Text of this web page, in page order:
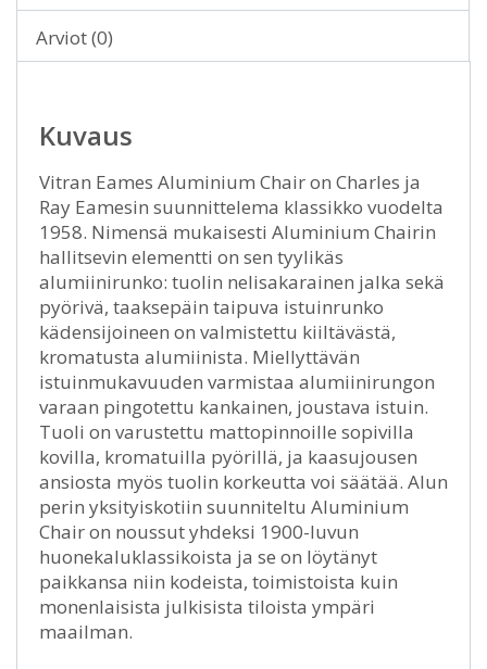
Arviot (0)
Kuvaus
Vitran Eames Aluminium Chair on Charles ja
Ray Eamesin suunnittelema klassikko vuodelta
1958. Nimensä mukaisesti Aluminium Chairin
hallitsevin elementti on sen tyylikäs
alumiinirunko: tuolin nelisakarainen jalka sekä
pyörivä, taaksepäin taipuva istuinrunko
kädensijoineen on valmistettu kiiltävästä,
kromatusta alumiinista. Miellyttävän
istuinmukavuuden varmistaa alumiinirungon
varaan pingotettu kankainen, joustava istuin.
Tuoli on varustettu mattopinnoille sopivilla
kovilla, kromatuilla pyörillä, ja kaasujousen
ansiosta myös tuolin korkeutta voi säätää. Alun
perin yksityiskotiin suunniteltu Aluminium
Chair on noussut yhdeksi 1900-luvun
huonekaluklassikoista ja se on löytänyt
paikkansa niin kodeista, toimistoista kuin
monenlaisista julkisista tiloista ympäri
maailman.